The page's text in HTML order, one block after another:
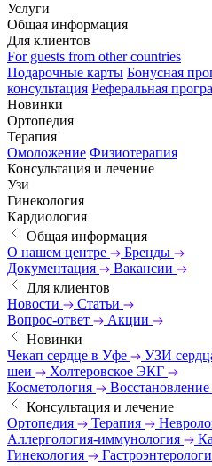
Услуги
Общая информация
Для клиентов
For guests from other countries
Подарочные карты Бонусная
консультация Реферальная
Новинки
Ортопедия
Терапия
Омоложение Физиотерапия
Консультация и лечение
Узи
Гинекология
Кардиология
Общая информация
О нашем центре
Бренды
Документация
Вакансии
Для клиентов
Новости
Статьи
Вопрос-ответ
Акции
Новинки
Чекап сердце в Уфе
УЗИ
шеи
Холтеровское ЭКГ
Косметология
Консультация и лечение
Ортопедия
Терапия
Аллергология-иммунология
Гинекология